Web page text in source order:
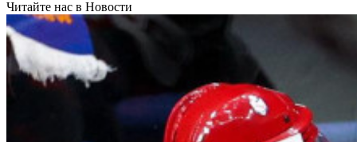
Читайте нас в Новости